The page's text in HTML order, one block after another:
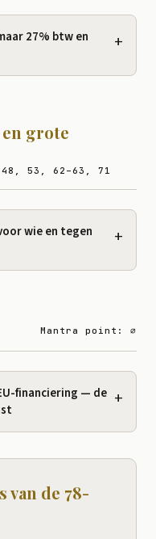
27% btw en
+
grote
53, 62–63, 71
wie en tegen
+
Mantra point: ∅
financiering — de +
de 78-